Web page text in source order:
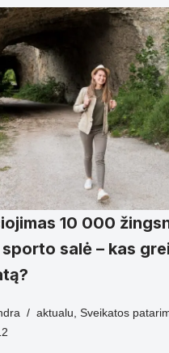
10 000
salė – kas
aktualu, Sveikatos